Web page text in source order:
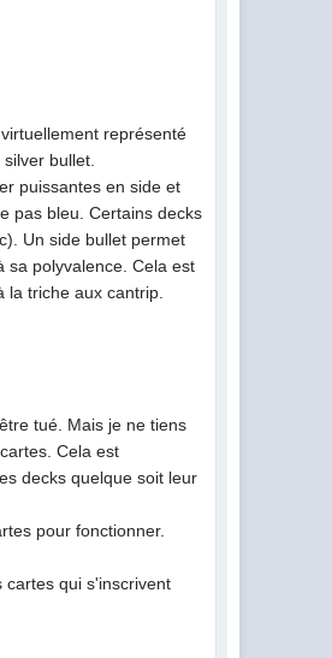
représenté
bullet.
puissantes en side et
pas bleu. Certains decks
Un side bullet permet
sa polyvalence. Cela est
la triche aux cantrip.
tué. Mais je ne tiens
Cela est
decks quelque soit leur
pour fonctionner.
cartes qui s'inscrivent